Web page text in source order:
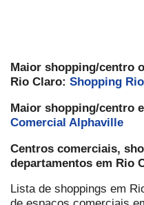
Maior shopping/centro
Rio Claro: Shopping
Maior shopping/centro
Comercial Alphaville
Centros comerciais,
departamentos em Rio
Lista de shoppings em